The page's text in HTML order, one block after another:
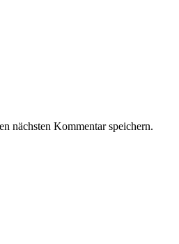
nächsten Kommentar speichern.